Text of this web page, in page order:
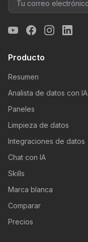
Producto
Resumen
Analista de datos con IA
Paneles
Limpieza de datos
Integraciones de datos
Chat con IA
Skills
Marca blanca
Comparar
Precios